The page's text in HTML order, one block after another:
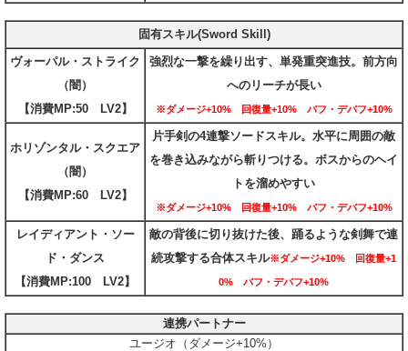
固有スキル(Sword Skill)
ヴォーパル・ストライク
（闇）
【消費MP:50 LV2】
強烈な一撃を繰り出す、単発重突進技。前方向
へのリーチが長い
※ダメージ+10% 回復量+10% バフ・デバフ+10%
ホリゾンタル・スクエア
（闇）
【消費MP:60 LV2】
片手剣の4連撃ソードスキル。水平に周囲の敵
を巻き込みながら斬りつける。ボスからのヘイ
トを溜めやすい
※ダメージ+10% 回復量+10% バフ・デバフ+10%
レイディアント・ソー
ド・ダンス
【消費MP:100 LV2】
敵の背後に切り抜けた後、踊るような剣舞で連
続攻撃する合体スキル※ダメージ+10% 回復量+1
0% バフ・デバフ+10%
連携パートナー
ユージオ（ダメージ+10%）